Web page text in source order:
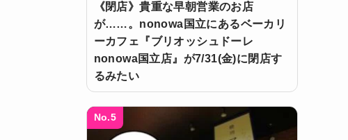
《閉店》貴重な早朝営業のお店
が……。nonowa国立にあるベーカリ
ーカフェ『ブリオッシュドーレ
nonowa国立店』が7/31(金)に閉店す
るみたい
No.5